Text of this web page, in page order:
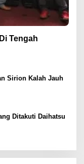
Tengah
Sirion Kalah Jauh
Ditakuti Daihatsu